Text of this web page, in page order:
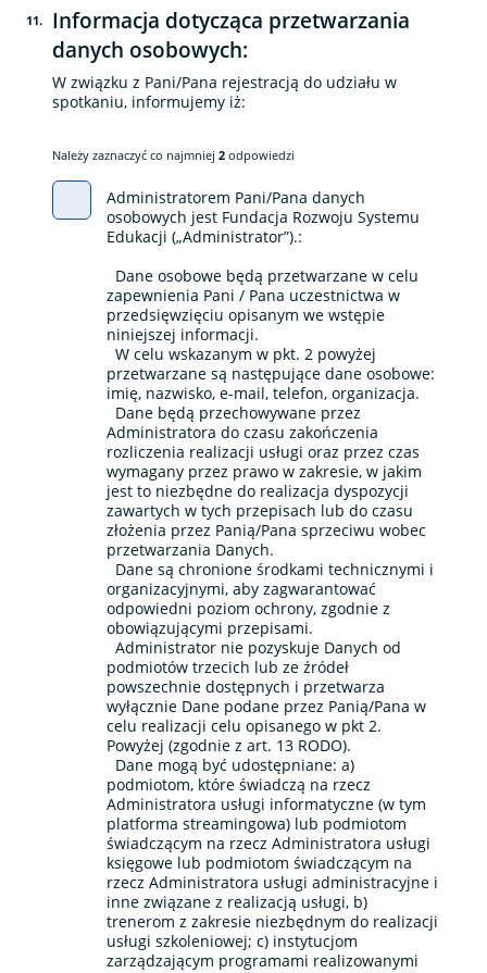
11.
Informacja dotycząca przetwarzania
danych osobowych:
W związku z Pani/Pana rejestracją do udziału w
spotkaniu, informujemy iż:
Należy zaznaczyć co najmniej 2 odpowiedzi
Administratorem Pani/Pana danych
osobowych jest Fundacja Rozwoju Systemu
Edukacji („Administrator”).:
Dane osobowe będą przetwarzane w celu
zapewnienia Pani / Pana uczestnictwa w
przedsięwzięciu opisanym we wstępie
niniejszej informacji.
W celu wskazanym w pkt. 2 powyżej
przetwarzane są następujące dane osobowe:
imię, nazwisko, e-mail, telefon, organizacja.
Dane będą przechowywane przez
Administratora do czasu zakończenia
rozliczenia realizacji usługi oraz przez czas
wymagany przez prawo w zakresie, w jakim
jest to niezbędne do realizacja dyspozycji
zawartych w tych przepisach lub do czasu
złożenia przez Panią/Pana sprzeciwu wobec
przetwarzania Danych.
Dane są chronione środkami technicznymi i
organizacyjnymi, aby zagwarantować
odpowiedni poziom ochrony, zgodnie z
obowiązującymi przepisami.
Administrator nie pozyskuje Danych od
podmiotów trzecich lub ze źródeł
powszechnie dostępnych i przetwarza
wyłącznie Dane podane przez Panią/Pana w
celu realizacji celu opisanego w pkt 2.
Powyżej (zgodnie z art. 13 RODO).
Dane mogą być udostępniane: a)
podmiotom, które świadczą na rzecz
Administratora usługi informatyczne (w tym
platforma streamingowa) lub podmiotom
świadczącym na rzecz Administratora usługi
księgowe lub podmiotom świadczącym na
rzecz Administratora usługi administracyjne i
inne związane z realizacją usługi, b)
trenerom z zakresie niezbędnym do realizacji
usługi szkoleniowej; c) instytucjom
zarządzającym programami realizowanymi